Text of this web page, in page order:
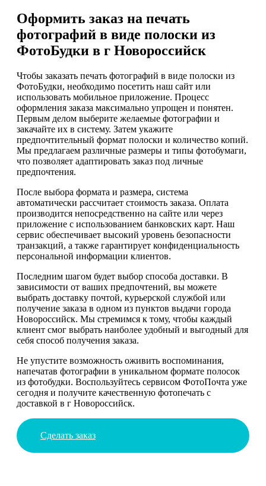
Оформить заказ на печать
фотографий в виде полоски из
ФотоБудки в г Новороссийск
Чтобы заказать печать фотографий в виде полоски из
ФотоБудки, необходимо посетить наш сайт или
использовать мобильное приложение. Процесс
оформления заказа максимально упрощен и понятен.
Первым делом выберите желаемые фотографии и
закачайте их в систему. Затем укажите
предпочтительный формат полоски и количество копий.
Мы предлагаем различные размеры и типы фотобумаги,
что позволяет адаптировать заказ под личные
предпочтения.
После выбора формата и размера, система
автоматически рассчитает стоимость заказа. Оплата
производится непосредственно на сайте или через
приложение с использованием банковских карт. Наш
сервис обеспечивает высокий уровень безопасности
транзакций, а также гарантирует конфиденциальность
персональной информации клиентов.
Последним шагом будет выбор способа доставки. В
зависимости от ваших предпочтений, вы можете
выбрать доставку почтой, курьерской службой или
получение заказа в одном из пунктов выдачи города
Новороссийск. Мы стремимся к тому, чтобы каждый
клиент смог выбрать наиболее удобный и выгодный для
себя способ получения заказа.
Не упустите возможность оживить воспоминания,
напечатав фотографии в уникальном формате полосок
из фотобудки. Воспользуйтесь сервисом ФотоПочта уже
сегодня и получите качественную фотопечать с
доставкой в г Новороссийск.
Сделать заказ